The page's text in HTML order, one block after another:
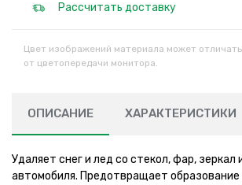
Рассчитать доставку
Цвет изображений материала может
от цветопередачи монитора.
ОПИСАНИЕ ХАРАКТЕРИСТИКИ
Удаляет снег и лед со стекол, фар, зеркал
автомобиля. Предотвращает образование